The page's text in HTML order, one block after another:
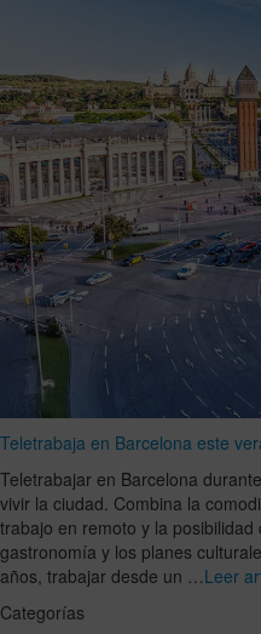
Teletrabaja en Barcelona este
Teletrabajar en Barcelona
vivir la ciudad. Combina la
trabajo en remoto y la
gastronomía y los planes
años, trabajar desde un …Leer
Categorías